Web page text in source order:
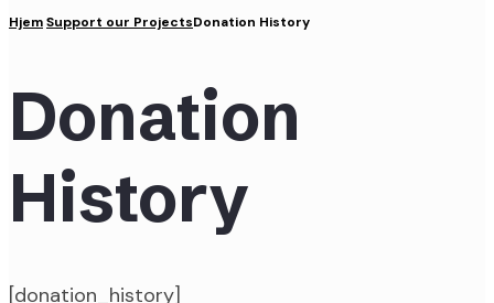
HjemSupport our ProjectsDonation History
Donation
History
[donation_history]